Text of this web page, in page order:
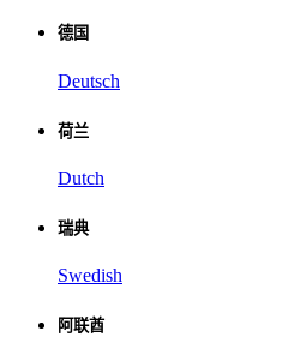
德国
Deutsch
荷兰
Dutch
瑞典
Swedish
阿联酋